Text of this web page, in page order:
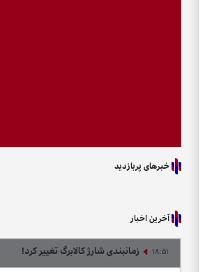
خبرهای پربازدید
آخرین اخبار
18:51 زمانبندی شارژ کالابرگ تغییر کرد!